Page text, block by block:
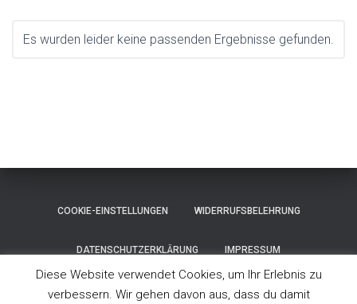
Es wurden leider keine passenden Ergebnisse gefunden.
COOKIE-EINSTELLUNGEN WIDERRUFSBELEHRUNG
DATENSCHUTZERKLÄRUNG IMPRESSUM
VERTRAG WIDERRUFEN FACEBOOK
Diese Website verwendet Cookies, um Ihr Erlebnis zu
verbessern. Wir gehen davon aus, dass du damit